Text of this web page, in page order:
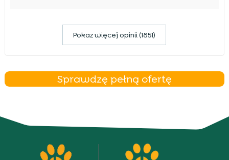
Pokaz więcej opinii (1851)
Sprawdzę pełną ofertę